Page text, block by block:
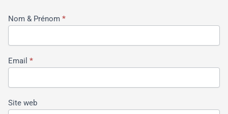
Contact-
UI/UX-
Nom & Prénom *
Email *
Site web